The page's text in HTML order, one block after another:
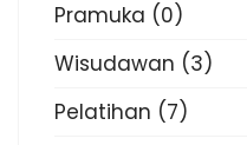
Pramuka (0)
Wisudawan (3)
Pelatihan (7)